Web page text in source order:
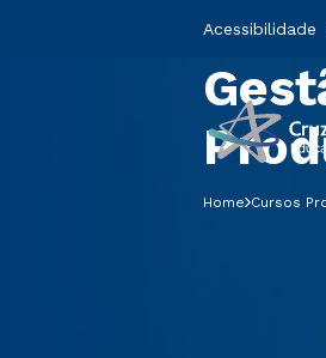
Acessibilidade
Home Cursos